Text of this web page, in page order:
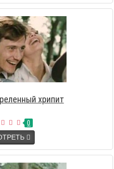
хрипит
0